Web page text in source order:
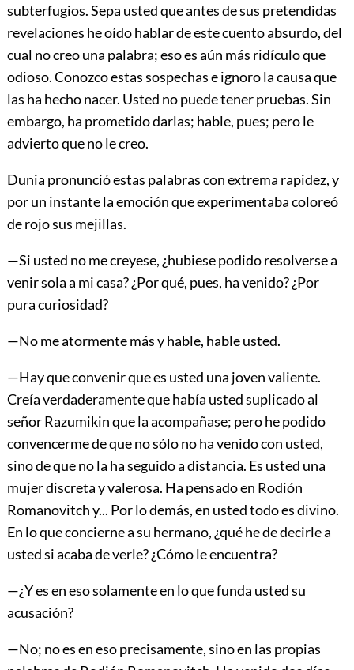
subterfugios. Sepa usted que antes de sus pretendidas
revelaciones he oído hablar de este cuento absurdo, del
cual no creo una palabra; eso es aún más ridículo que
odioso. Conozco estas sospechas e ignoro la causa que
las ha hecho nacer. Usted no puede tener pruebas. Sin
embargo, ha prometido darlas; hable, pues; pero le
advierto que no le creo.
Dunia pronunció estas palabras con extrema rapidez, y
por un instante la emoción que experimentaba coloreó
de rojo sus mejillas.
—Si usted no me creyese, ¿hubiese podido resolverse a
venir sola a mi casa? ¿Por qué, pues, ha venido? ¿Por
pura curiosidad?
—No me atormente más y hable, hable usted.
—Hay que convenir que es usted una joven valiente.
Creía verdaderamente que había usted suplicado al
señor Razumikin que la acompañase; pero he podido
convencerme de que no sólo no ha venido con usted,
sino de que no la ha seguido a distancia. Es usted una
mujer discreta y valerosa. Ha pensado en Rodión
Romanovitch y... Por lo demás, en usted todo es divino.
En lo que concierne a su hermano, ¿qué he de decirle a
usted si acaba de verle? ¿Cómo le encuentra?
—¿Y es en eso solamente en lo que funda usted su
acusación?
—No; no es en eso precisamente, sino en las propias